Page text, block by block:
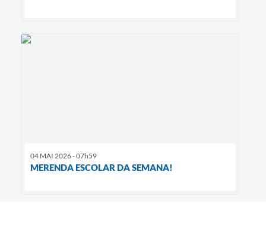
04 MAI 2026 - 07h59
MERENDA ESCOLAR DA SEMANA!